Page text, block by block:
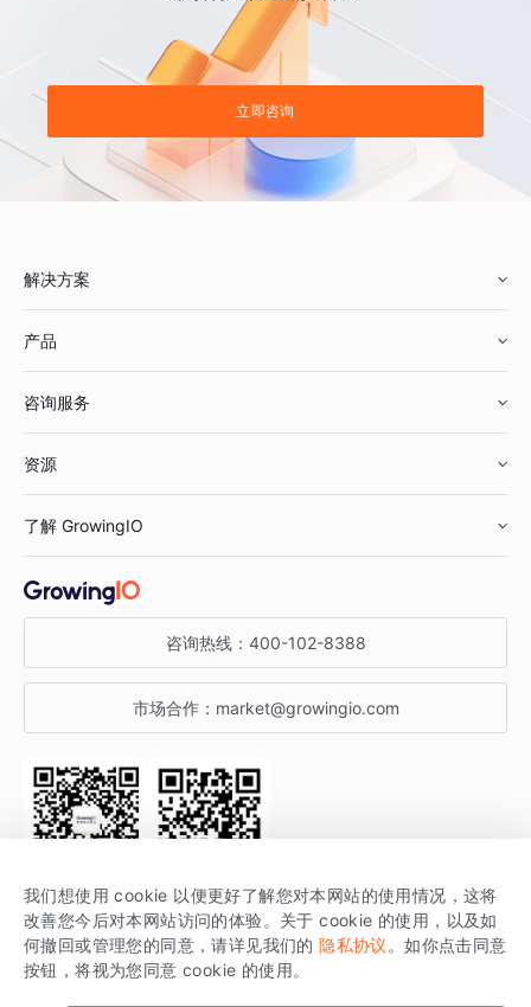
立即咨询
解决方案
鞋服行业
汽车行业
金融行业
产品
智能运营
获客分析
咨询服务
资源
增长公开课
增长博客
开发者文档
SDK 文档
场景指南
了解 GrowingIO
关于 GrowingIO
增长大会
行业活动
咨询热线： 400-102-8388
市场合作： market@growingio.com
关注公众号 获取更多干货
GrowingIO 是专注于数据智能分析与增长的品牌，核心平台为 GrowingIO
分析云。
我们想使用 cookie 以便更好了解您对本网站的使用情况，这将
改善您今后对本网站访问的体验。关于 cookie 的使用，以及如
何撤回或管理您的同意，请详见我们的 隐私协议 。如你点击同意
按钮，将视为您同意 cookie 的使用。